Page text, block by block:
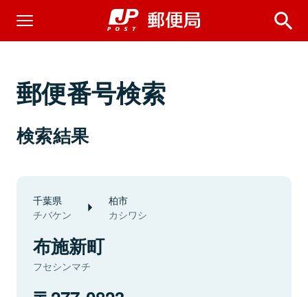
郵便番号検索
検索結果
千葉県
チバケン
柏市
カシワシ
布施新町
フセシンマチ